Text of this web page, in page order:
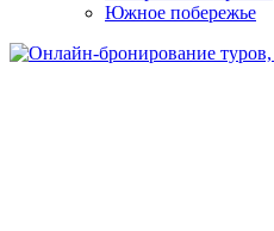
Южное побережье